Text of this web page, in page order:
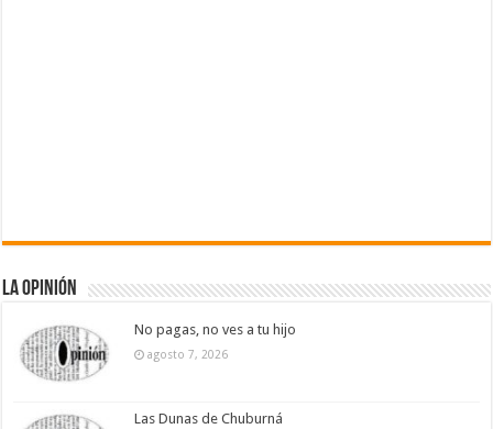
La Opinión
No pagas, no ves a tu hijo
agosto 7, 2026
Las Dunas de Chuburná